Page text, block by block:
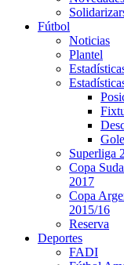
Fútbol
Noticias
Plantel
Superliga
Copa
2017
Copa
2015/16
Reserva
Deportes
FADI